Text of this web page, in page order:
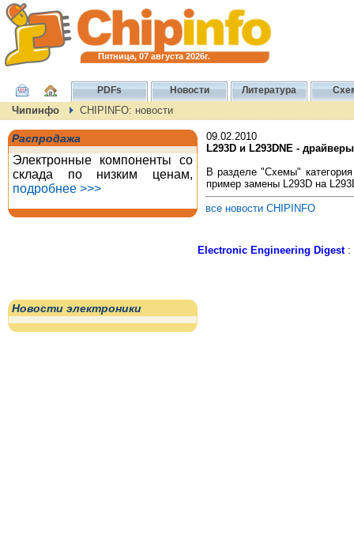
Пятница, 07 августа 2026г.
PDFs Новости Литература
Чипинфо CHIPINFO: новости
Распродажа
Электронные компоненты со
склада по низким ценам,
подробнее >>>
Новости электроники
09.02.2010
L293D и L293DNE -
В разделе "Схемы"
пример замены L293D на
все новости CHIPINFO
Electronic Engineering Digest: